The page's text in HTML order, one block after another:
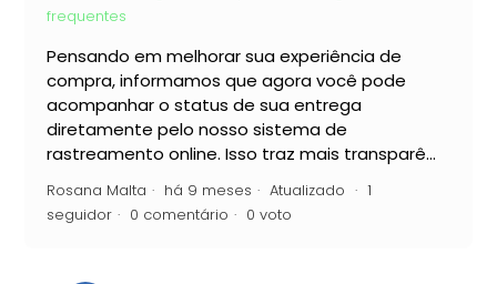
frequentes
Pensando em melhorar sua experiência de
compra, informamos que agora você pode
acompanhar o status de sua entrega
diretamente pelo nosso sistema de
rastreamento online. Isso traz mais transparê...
Rosana Malta há 9 meses Atualizado
1
seguidor
0 comentário 0 voto